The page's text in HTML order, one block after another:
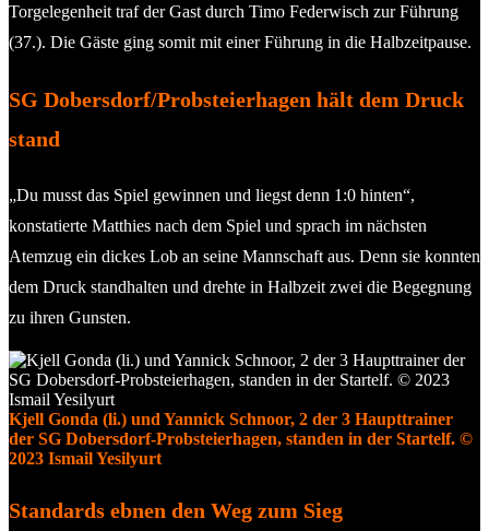
Torgelegenheit traf der Gast durch Timo Federwisch zur Führung
(37.). Die Gäste ging somit mit einer Führung in die Halbzeitpause.
SG Dobersdorf/Probsteierhagen hält dem Druck
stand
„Du musst das Spiel gewinnen und liegst denn 1:0 hinten“,
konstatierte Matthies nach dem Spiel und sprach im nächsten
Atemzug ein dickes Lob an seine Mannschaft aus. Denn sie konnten
dem Druck standhalten und drehte in Halbzeit zwei die Begegnung
zu ihren Gunsten.
Kjell Gonda (li.) und Yannick Schnoor, 2 der 3 Haupttrainer
der SG Dobersdorf-Probsteierhagen, standen in der Startelf. ©
2023 Ismail Yesilyurt
Standards ebnen den Weg zum Sieg